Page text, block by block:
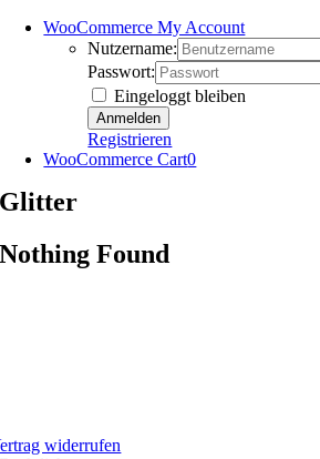
WooCommerce My Account
Nutzername:
Passwort:
Eingeloggt bleiben
Registrieren
WooCommerce Cart0
Glitter
Nothing Found
widerrufen